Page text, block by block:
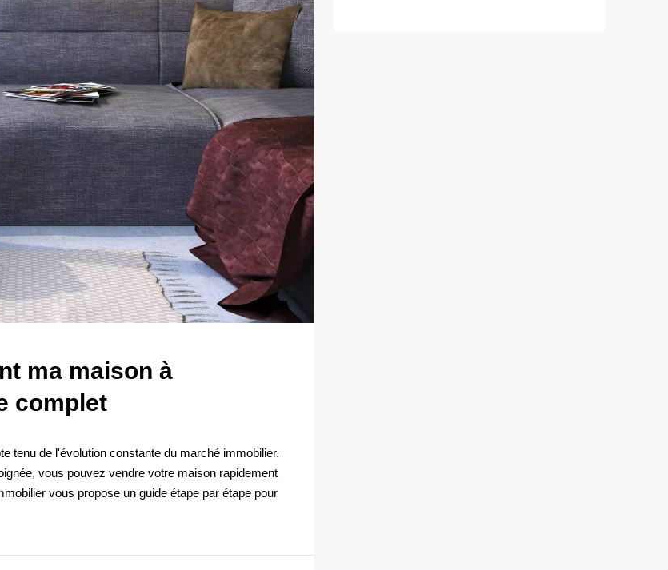
ma maison à
complet
tenu de l'évolution constante du marché immobilier.
vous pouvez vendre votre maison rapidement
vous propose un guide étape par étape pour